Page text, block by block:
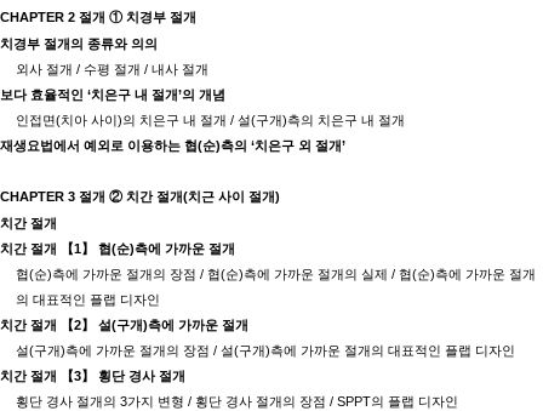
CHAPTER 2 절개 ① 치경부 절개
치경부 절개의 종류와 의의
외사 절개 / 수평 절개 / 내사 절개
보다 효율적인 ‘치은구 내 절개’의 개념
인접면(치아 사이)의 치은구 내 절개 / 설(구개)측의 치은구 내 절개
재생요법에서 예외로 이용하는 협(순)측의 ‘치은구 외 절개’
CHAPTER 3 절개 ② 치간 절개(치근 사이 절개)
치간 절개
치간 절개
【1】 협(순)측에 가까운 절개
협(순)측에 가까운 절개의 장점 / 협(순)측에 가까운 절개의 실제 / 협(순)측에 가까운 절개
의 대표적인 플랩 디자인
치간 절개
【2】 설(구개)측에 가까운 절개
설(구개)측에 가까운 절개의 장점 / 설(구개)측에 가까운 절개의 대표적인 플랩 디자인
치간 절개
【3】
횡단 경사 절개
횡단 경사 절개의 3가지 변형 / 횡단 경사 절개의 장점 / SPPT의 플랩 디자인